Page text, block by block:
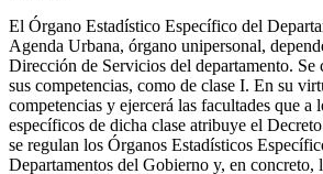
El Órgano Estadístico Específico del
Agenda Urbana, órgano unipersonal,
Dirección de Servicios del departamento. Se
sus competencias, como de clase I. En su
competencias y ejercerá las facultades que a
específicos de dicha clase atribuye el
se regulan los Órganos Estadísticos
Departamentos del Gobierno y, en concreto,